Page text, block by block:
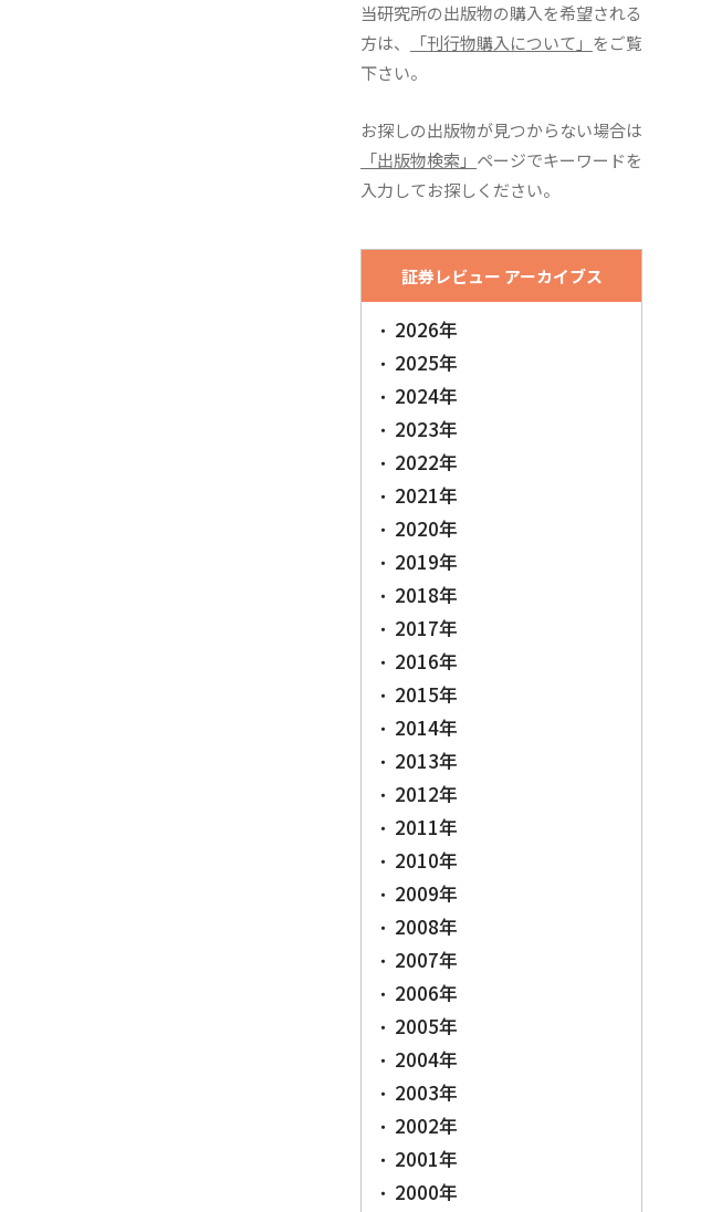
当研究所の出版物の購入を希望される
方は、
「刊行物購入について」 をご覧
下さい。
お探しの出版物が見つからない場合は
「出版物検索」 ページでキーワードを
入力してお探しください。
証券レビュー アーカイブス
2026年
2025年
2024年
2023年
2022年
2021年
2020年
2019年
2018年
2017年
2016年
2015年
2014年
2013年
2012年
2011年
2010年
2009年
2008年
2007年
2006年
2005年
2004年
2003年
2002年
2001年
2000年